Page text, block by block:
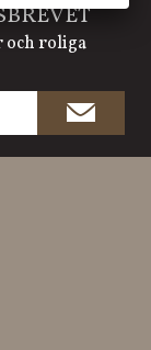
och roliga